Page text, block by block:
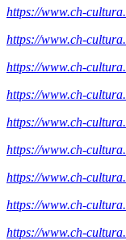
https://www.ch-
https://www.ch-
https://www.ch-
https://www.ch-
https://www.ch-
https://www.ch-
https://www.ch-
https://www.ch-
https://www.ch-